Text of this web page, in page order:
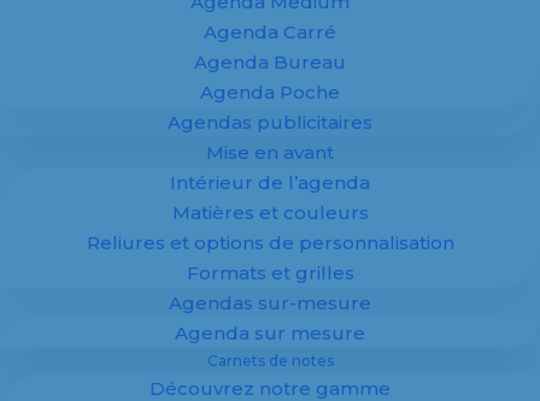
Agenda Carré
Agenda Bureau
Agenda Poche
Agendas publicitaires
Mise en avant
Intérieur de l’agenda
Matières et couleurs
Reliures et options de personnalisation
Formats et grilles
Agendas sur-mesure
Agenda sur mesure
Carnets de notes
Découvrez notre gamme
2027 pour
entreprises,
fabricant sur
mesure
100 % personnalisé
Spécialiste de la fabrication d’agendas
et supports imprimés
personnalisés pour entreprises, Margy